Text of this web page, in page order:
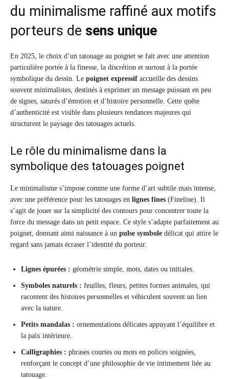
du minimalisme raffiné aux motifs
porteurs de sens unique
En 2025, le choix d’un tatouage au poignet se fait avec une attention
particulière portée à la finesse, la discrétion et surtout à la portée
symbolique du dessin. Le poignet expressif accueille des dessins
souvent minimalistes, destinés à exprimer un message puissant en peu
de signes, saturés d’émotion et d’histoire personnelle. Cette quête
d’authenticité est visible dans plusieurs tendances majeures qui
structurent le paysage des tatouages actuels.
Le rôle du minimalisme dans la
symbolique des tatouages poignet
Le minimalisme s’impose comme une forme d’art subtile mais intense,
avec une préférence pour les tatouages en lignes fines (Fineline). Il
s’agit de jouer sur la simplicité des contours pour concentrer toute la
force du message dans un petit espace. Ce style s’adapte parfaitement au
poignet, donnant ainsi naissance à un pulse symbole délicat qui attire le
regard sans jamais écraser l’identité du porteur.
Lignes épurées : géométrie simple, mots, dates ou initiales.
Symboles naturels : feuilles, fleurs, petites formes animales, qui
racontent des histoires personnelles et véhiculent souvent un lien
avec la nature.
Petits mandalas : ornementations délicates appuyant l’équilibre et
la paix intérieure.
Calligraphies : phrases courtes ou mots en polices soignées,
renforçant le concept d’une philosophie de vie intimement liée au
tatouage.